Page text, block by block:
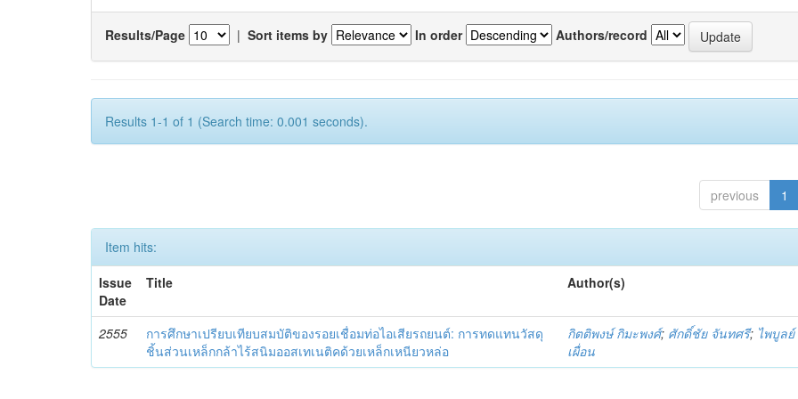
Results/Page | Sort items by In order Authors/record
Results 1-1 of 1 (Search time: 0.001 seconds).
previous 1
Item hits:
Issue
Date
Title Author(s)
2555
การศึกษาเปรียบเทียบสมบัติของรอยเชื่อมท่อไอเสียรถยนต์: การทดแทนวัสดุ
ชิ้นส่วนเหล็กกล้าไร้สนิมออสเทเนติคด้วยเหล็กเหนียวหล่อ
กิตติพงษ์ กิมะพงศ์; ศักดิ์ชัย จันทศรี; ไพบูล
เผื่อน